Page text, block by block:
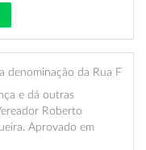
denominação da Rua F
e dá outras
Roberto
Aprovado em